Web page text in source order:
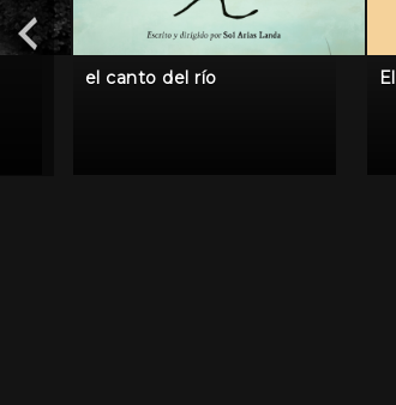
el canto del río